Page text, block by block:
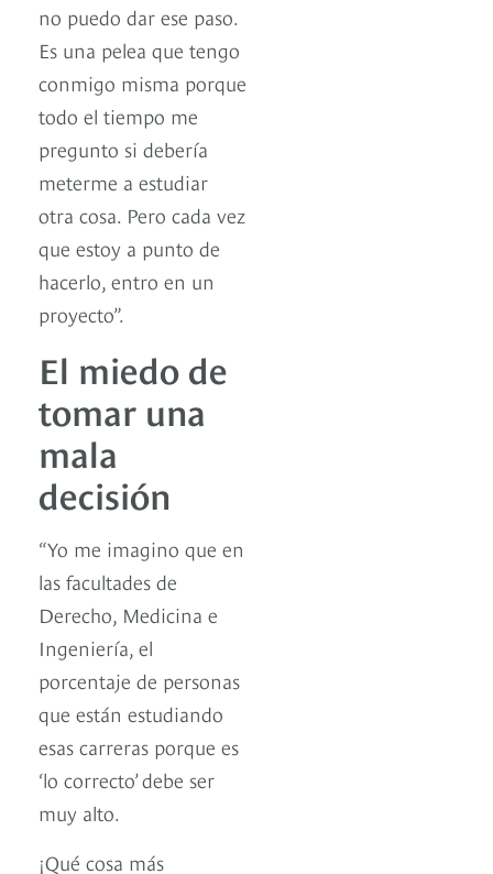
no puedo dar ese paso.
Es una pelea que tengo
conmigo misma porque
todo el tiempo me
pregunto si debería
meterme a estudiar
otra cosa. Pero cada vez
que estoy a punto de
hacerlo, entro en un
proyecto”.
El miedo de
tomar una
mala
decisión
“Yo me imagino que en
las facultades de
Derecho, Medicina e
Ingeniería, el
porcentaje de personas
que están estudiando
esas carreras porque es
‘lo correcto’ debe ser
muy alto.
¡Qué cosa más